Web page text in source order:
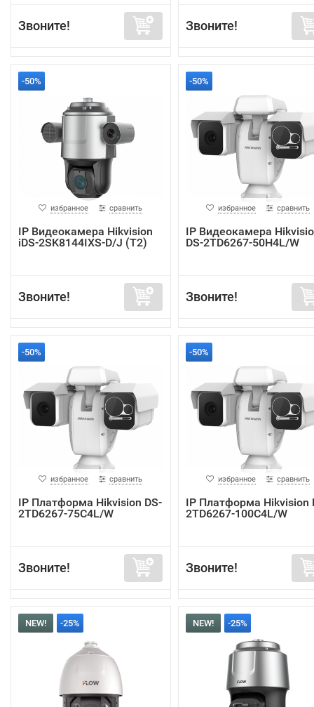
Звоните! Звоните!
-50%
избранное сравнить
IP Видеокамера Hikvision
iDS-2SK8144IXS-D/J (T2)
Звоните!
-50%
избранное сравнить
IP Видеокамера
DS-2TD6267-50H4L/W
Звоните!
-50%
избранное сравнить
IP Платформа Hikvision DS-
2TD6267-75C4L/W
Звоните!
-50%
избранное сравнить
IP Платформа Hikvision
2TD6267-100C4L/W
Звоните!
NEW! -25% NEW! -25%